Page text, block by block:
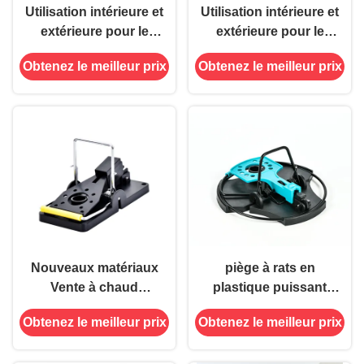
Utilisation intérieure et
extérieure pour le
contrôle des rongeurs
nuisibles, nouveaux
à claquer
Obtenez le meilleur prix
Utilisation intérieure et
extérieure pour le
contrôle des rongeurs
nuisibles, nouveaux
à claquer
Obtenez le meilleur prix
Nouveaux matériaux
Vente à chaud
Régulation des
rongeurs Haute
Obtenez le meilleur prix
piège à rats en
plastique puissant
attrape-mouches à
ressort hautement
Obtenez le meilleur prix